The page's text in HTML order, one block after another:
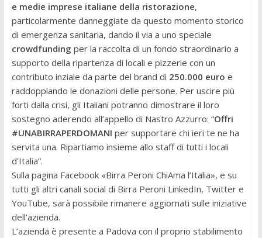
e medie imprese italiane della ristorazione,
particolarmente danneggiate da questo momento storico
di emergenza sanitaria, dando il via a uno speciale
crowdfunding per la raccolta di un fondo straordinario a
supporto della ripartenza di locali e pizzerie con un
contributo inziale da parte del brand di 250.000 euro e
raddoppiando le donazioni delle persone. Per uscire più
forti dalla crisi, gli Italiani potranno dimostrare il loro
sostegno aderendo all’appello di Nastro Azzurro: “Offri
#UNABIRRAPERDOMANI per supportare chi ieri te ne ha
servita una. Ripartiamo insieme allo staff di tutti i locali
d’Italia”.
Sulla pagina Facebook «Birra Peroni ChiAma l’Italia», e su
tutti gli altri canali social di Birra Peroni LinkedIn, Twitter e
YouTube, sarà possibile rimanere aggiornati sulle iniziative
dell’azienda.
L’azienda è presente a Padova con il proprio stabilimento